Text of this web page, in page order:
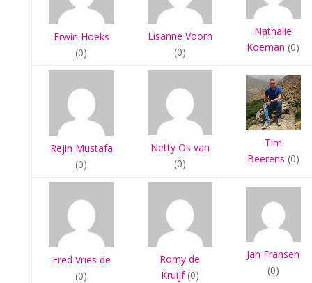
Erwin Hoeks
(0)
Lisanne Voorn
(0)
Nathalie
Koeman (0)
Rejin Mustafa
(0)
Netty Os van
(0)
Tim
Beerens (0)
Fred Vries de
(0)
Romy de
Kruijf(0)
Jan Fransen
(0)